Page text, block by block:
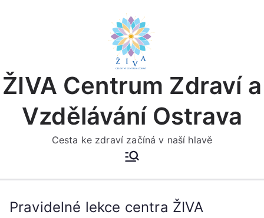
ŽIVA Centrum Zdraví a
Vzdělávání Ostrava
Cesta ke zdraví začíná v naší hlavě
Pravidelné lekce centra ŽIVA